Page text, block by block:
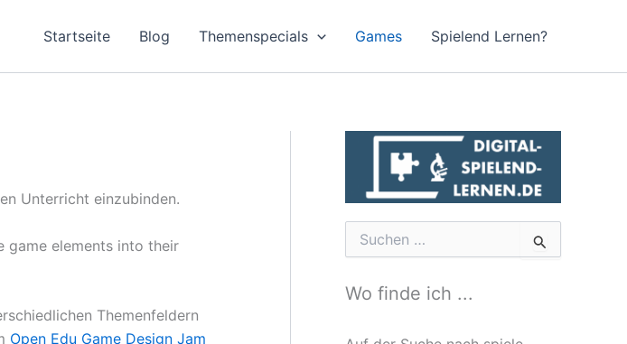
Startseite Blog Themenspecials Games Spielend Lernen?
Unterricht einzubinden.
game elements into their
Themenfeldern
Open Edu Game Design Jam
h
e
n
Wo finde ich ...